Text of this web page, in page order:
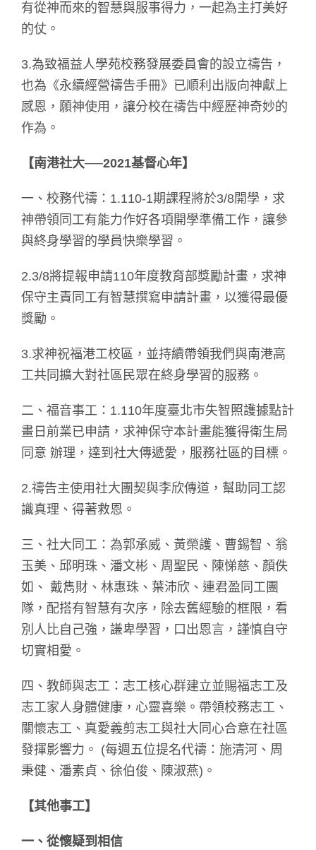
有從神而來的智慧與服事得力，一起為主打美好
的仗。
3.為致福益人學苑校務發展委員會的設立禱告，
也為《永續經營禱告手冊》已順利出版向神獻上
感恩，願神使用，讓分校在禱告中經歷神奇妙的
作為。
【南港社大──2021基督心年】
一、校務代禱：1.110-1期課程將於3/8開學，求
神帶領同工有能力作好各項開學準備工作，讓參
與終身學習的學員快樂學習。
2.3/8將提報申請110年度教育部獎勵計畫，求神
保守主責同工有智慧撰寫申請計畫，以獲得最優
獎勵。
3.求神祝福港工校區，並持續帶領我們與南港高
工共同擴大對社區民眾在終身學習的服務。
二、福音事工：1.110年度臺北市失智照護據點計
畫日前業已申請，求神保守本計畫能獲得衛生局
同意 辦理，達到社大傳遞愛，服務社區的目標。
2.禱告主使用社大團契與李欣傳道，幫助同工認
識真理、得著救恩。
三、社大同工：為郭承威、黃榮護、曹錫智、翁
玉美、邱明珠、潘文彬、周聖民、陳悌慈、顏佚
如、 戴雋財、林惠珠、葉沛欣、連君盈同工團
隊，配搭有智慧有次序，除去舊經驗的框限，看
別人比自己強，謙卑學習，口出恩言，謹慎自守
切實相愛。
四、教師與志工：志工核心群建立並賜福志工及
志工家人身體健康，心靈喜樂。帶領校務志工、
關懷志工、真愛義剪志工與社大同心合意在社區
發揮影響力。 (每週五位提名代禱：施清河、周
秉健、潘素貞、徐伯俊、陳淑燕)。
【其他事工】
一、從懷疑到相信